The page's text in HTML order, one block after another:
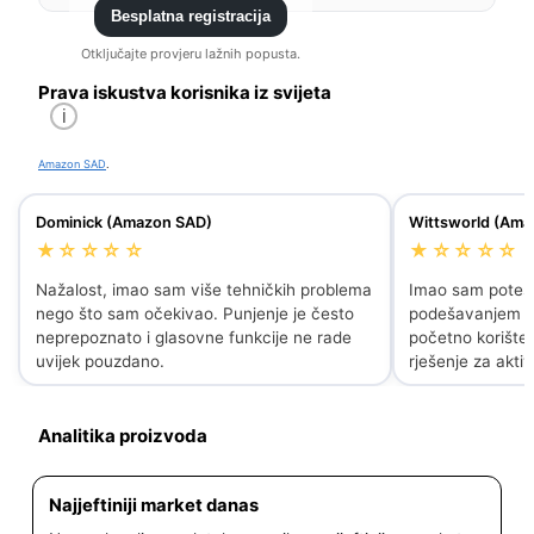
Besplatna registracija
Otključajte provjeru lažnih popusta.
Prava iskustva korisnika iz svijeta
i
Amazon SAD
Dominick (Amazon SAD)
★☆☆☆☆
Nažalost, imao sam više tehničkih problema
nego što sam očekivao. Punjenje je često
neprepoznato i glasovne funkcije ne rade
uvijek pouzdano.
Wittsworld
★☆☆☆☆
Imao sam
podešavanjem
početno
rješenje za
Analitika proizvoda
Najjeftiniji market danas